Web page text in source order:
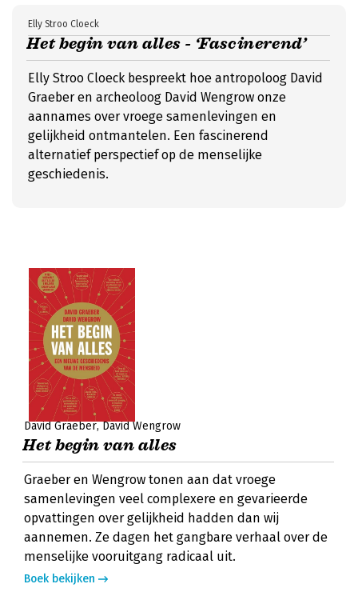
Het begin van alles - ‘Fascinerend’
Elly Stroo Cloeck
Elly Stroo Cloeck bespreekt hoe antropoloog David
Graeber en archeoloog David Wengrow onze
aannames over vroege samenlevingen en
gelijkheid ontmantelen. Een fascinerend
alternatief perspectief op de menselijke
geschiedenis.
David Graeber David Wengrow
Het begin van alles
Graeber en Wengrow tonen aan dat vroege
samenlevingen veel complexere en gevarieerde
opvattingen over gelijkheid hadden dan wij
aannemen. Ze dagen het gangbare verhaal over de
menselijke vooruitgang radicaal uit.
Boek bekijken